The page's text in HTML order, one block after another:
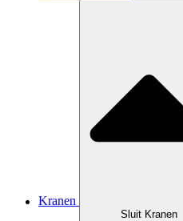
Kranen
Sluit Kranen